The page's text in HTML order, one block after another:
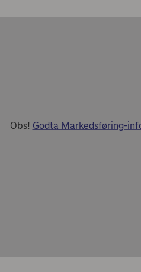
Obs! Godta Markedsføring-